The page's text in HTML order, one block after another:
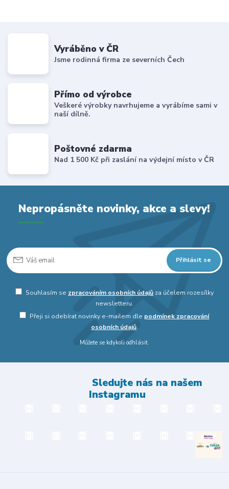
Vyráběno v ČR
Jsme rodinná firma ze severních Čech
Přímo od výrobce
Veškeré výrobky navrhujeme a vyrábíme sami v
naší dílně.
Poštovné zdarma
Nad 1 500 Kč při zaslání na výdejní místo v ČR
Nepropásněte novinky, akce a slevy!
Přihlásit se
Souhlasím se zpracováním osobních údajůza účelem rozesílky
newsletteru.
Přeji si odebírat novinky e-mailem dle podmínek zpracování
osobních údajů.
Můžete se kdykoli odhlásit.
Sledujte nás na našem
Instagramu